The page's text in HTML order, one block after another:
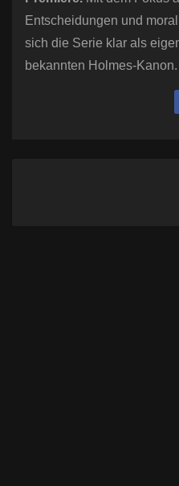
Entscheidungen und
sich die Serie klar als
bekannten Holmes-Kanon.